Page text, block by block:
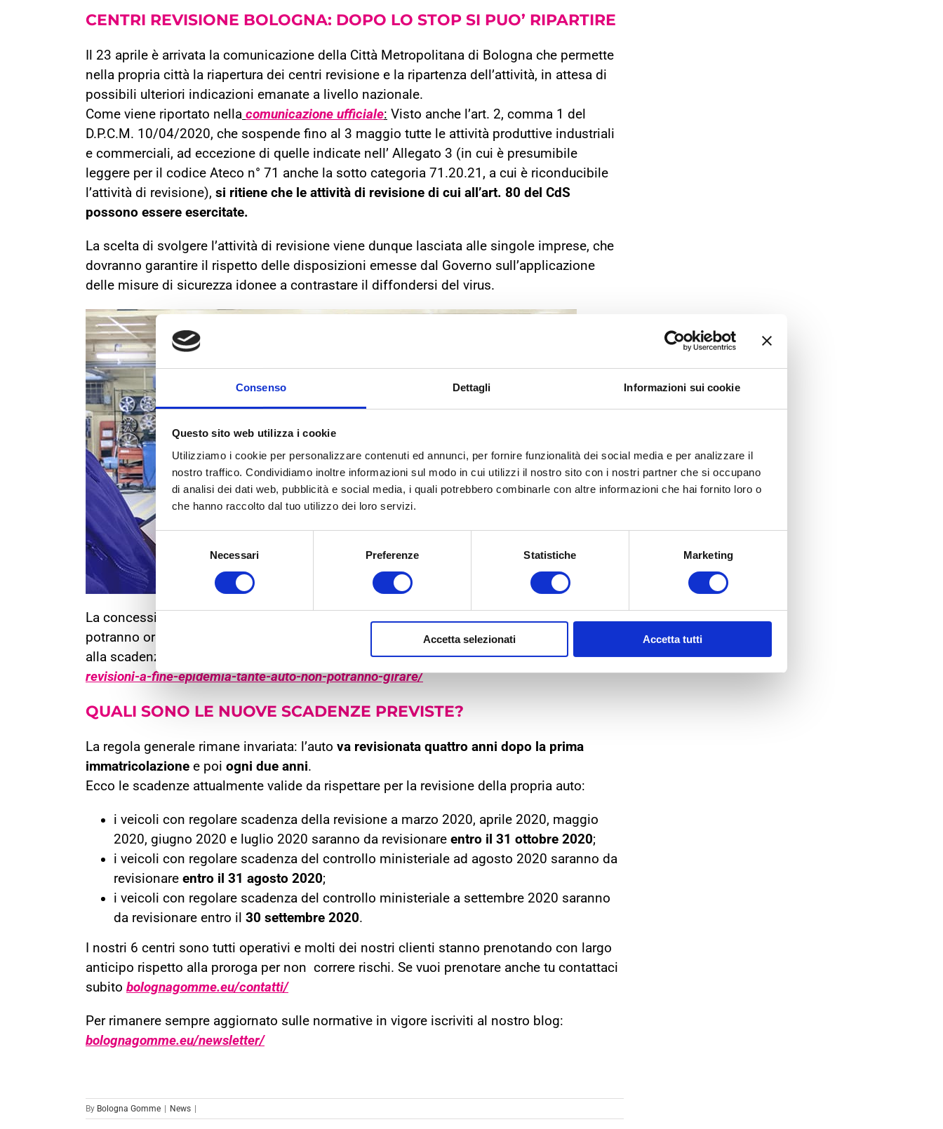
Consenso Dettagli Informazioni sui cookie
Questo sito web utilizza i cookie
Utilizziamo i cookie per personalizzare contenuti ed annunci, per fornire funzionalità dei social media e per analizzare il
nostro traffico. Condividiamo inoltre informazioni sul modo in cui utilizzi il nostro sito con i nostri partner che si occupano
di analisi dei dati web, pubblicità e social media, i quali potrebbero combinarle con altre informazioni che hai fornito loro o
che hanno raccolto dal tuo utilizzo dei loro servizi.
consenso
Necessari Preferenze Statistiche Marketing
Accetta selezionati Accetta tutti
CENTRI REVISIONE BOLOGNA: DOPO LO STOP SI PUO’ RIPARTIRE
Il 23 aprile è arrivata la comunicazione della Città Metropolitana di Bologna che permette
nella propria città la riapertura dei centri revisione e la ripartenza dell’attività, in attesa di
possibili ulteriori indicazioni emanate a livello nazionale.
Come viene riportato nella comunicazione ufficiale: Visto anche l’art. 2, comma 1 del
D.P.C.M. 10/04/2020, che sospende fino al 3 maggio tutte le attività produttive industriali
e commerciali, ad eccezione di quelle indicate nell’ Allegato 3 (in cui è presumibile
leggere per il codice Ateco n° 71 anche la sotto categoria 71.20.21, a cui è riconducibile
l’attività di revisione), si ritiene che le attività di revisione di cui all’art. 80 del CdS
possono essere esercitate.
La scelta di svolgere l’attività di revisione viene dunque lasciata alle singole imprese, che
dovranno garantire il rispetto delle disposizioni emesse dal Governo sull’applicazione
delle misure di sicurezza idonee a contrastare il diffondersi del virus.
La concessione per la ripartenza dell’attività sarà di aiuto per i centri revisione che
potranno organizzarsi con gli appuntamenti anche in questi mesi evitando un collasso
alla scadenza prefissata nel mese di ottobre:
https://bolognagomme.eu/corona-virus-e-
revisioni-a-fine-epidemia-tante-auto-non-potranno-girare/
QUALI SONO LE NUOVE SCADENZE PREVISTE?
La regola generale rimane invariata: l’auto va revisionata quattro anni dopo la prima
immatricolazione e poi ogni due anni.
Ecco le scadenze attualmente valide da rispettare per la revisione della propria auto:
i veicoli con regolare scadenza della revisione a marzo 2020, aprile 2020, maggio
2020, giugno 2020 e luglio 2020 saranno da revisionare entro il 31 ottobre 2020;
i veicoli con regolare scadenza del controllo ministeriale ad agosto 2020 saranno da
revisionare entro il 31 agosto 2020;
i veicoli con regolare scadenza del controllo ministeriale a settembre 2020 saranno
da revisionare entro il 30 settembre 2020.
I nostri 6 centri sono tutti operativi e molti dei nostri clienti stanno prenotando con largo
anticipo rispetto alla proroga per non correre rischi. Se vuoi prenotare anche tu contattaci
subito bolognagomme.eu/contatti/
Per rimanere sempre aggiornato sulle normative in vigore iscriviti al nostro blog:
bolognagomme.eu/newsletter/
By Bologna Gomme News